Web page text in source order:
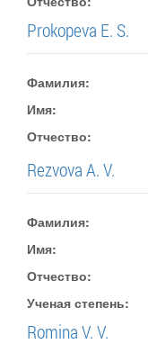
Prokopeva E. S.
Фамилия:
Имя:
Отчество:
Rezvova A. V.
Фамилия:
Имя:
Отчество:
Ученая степень:
Romina V. V.